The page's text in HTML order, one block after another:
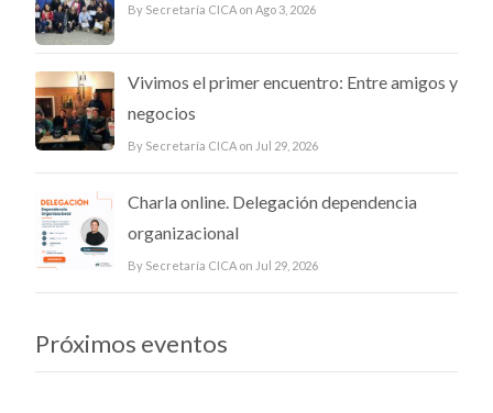
By Secretaría CICA on Ago 3, 2026
Vivimos el primer encuentro: Entre amigos y
negocios
By Secretaría CICA on Jul 29, 2026
Charla online. Delegación dependencia
organizacional
By Secretaría CICA on Jul 29, 2026
Próximos eventos